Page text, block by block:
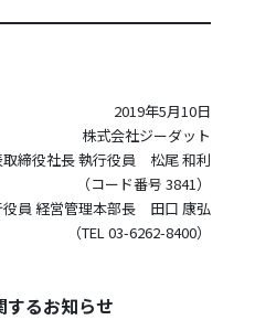
2019年5月10日
株式会社ジーダット
取締役社長 執行役員 松尾 和利
（コード番号 3841）
役員 経営管理本部長 田口 康弘
（TEL 03-6262-8400）
するお知らせ